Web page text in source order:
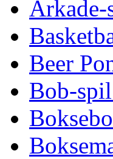
Beer
Bob-